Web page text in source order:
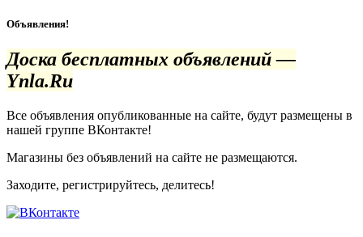
Объявления!
Доска бесплатных объявлений —
Ynla.Ru
Все объявления опубликованные на сайте, будут размещены в
нашей группе ВКонтакте!
Магазины без объявлений на сайте не размещаются.
Заходите, регистрируйтесь, делитесь!